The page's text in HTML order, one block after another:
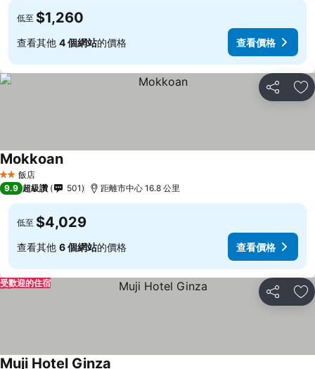
低至 $1,260
查看其他 4 個網站的價格 查看價格
分享 加
2 星級飯店
Mokkoan
9.9 超級讚 501 距離市中心 16.8 公里
低至 $4,029
查看其他 6 個網站的價格 查看價格
分享 加
受歡迎的住宿
Muji Hotel Ginza